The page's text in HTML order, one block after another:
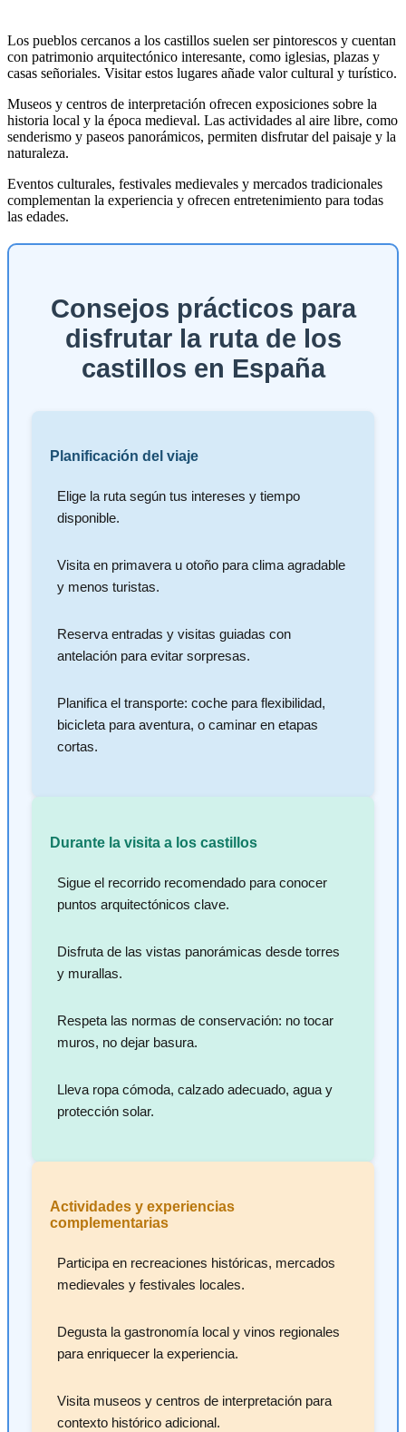
Los pueblos cercanos a los castillos suelen ser pintorescos y cuentan
con patrimonio arquitectónico interesante, como iglesias, plazas y
casas señoriales. Visitar estos lugares añade valor cultural y turístico.
Museos y centros de interpretación ofrecen exposiciones sobre la
historia local y la época medieval. Las actividades al aire libre, como
senderismo y paseos panorámicos, permiten disfrutar del paisaje y la
naturaleza.
Eventos culturales, festivales medievales y mercados tradicionales
complementan la experiencia y ofrecen entretenimiento para todas
las edades.
Consejos prácticos para
disfrutar la ruta de los
castillos en España
Planificación del viaje
Elige la ruta según tus intereses y tiempo
disponible.
Visita en primavera u otoño para clima agradable
y menos turistas.
Reserva entradas y visitas guiadas con
antelación para evitar sorpresas.
Planifica el transporte: coche para flexibilidad,
bicicleta para aventura, o caminar en etapas
cortas.
Durante la visita a los castillos
Sigue el recorrido recomendado para conocer
puntos arquitectónicos clave.
Disfruta de las vistas panorámicas desde torres
y murallas.
Respeta las normas de conservación: no tocar
muros, no dejar basura.
Lleva ropa cómoda, calzado adecuado, agua y
protección solar.
Actividades y experiencias
complementarias
Participa en recreaciones históricas, mercados
medievales y festivales locales.
Degusta la gastronomía local y vinos regionales
para enriquecer la experiencia.
Visita museos y centros de interpretación para
contexto histórico adicional.